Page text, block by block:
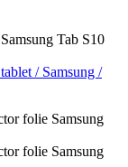
Tab S10
/ Samsung /